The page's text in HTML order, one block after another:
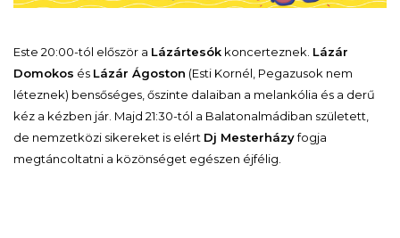
Este 20:00-tól először a Lázártesók koncerteznek. Lázár
Domokos és Lázár Ágoston (Esti Kornél, Pegazusok nem
léteznek) bensőséges, őszinte dalaiban a melankólia és a derű
kéz a kézben jár. Majd 21:30-tól a Balatonalmádiban született,
de nemzetközi sikereket is elért Dj Mesterházyfogja
megtáncoltatni a közönséget egészen éjfélig.